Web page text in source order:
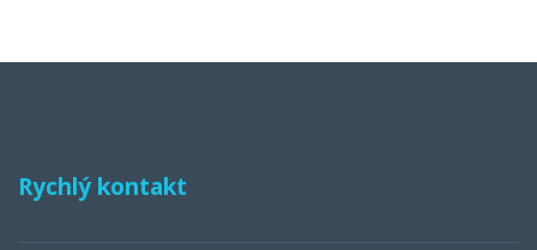
Rychlý kontakt